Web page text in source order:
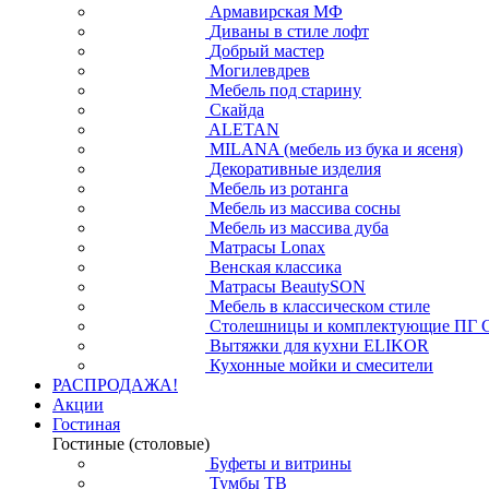
Армавирская МФ
Диваны в стиле лофт
Добрый мастер
Могилевдрев
Мебель под старину
Скайда
ALETAN
MILANA (мебель из бука и ясеня)
Декоративные изделия
Мебель из ротанга
Мебель из массива сосны
Мебель из массива дуба
Матрасы Lonax
Венская классика
Матрасы BeautySON
Мебель в классическом стиле
Столешницы и комплектующие ПГ
Вытяжки для кухни ELIKOR
Кухонные мойки и смесители
РАСПРОДАЖА!
Акции
Гостиная
Гостиные (столовые)
Буфеты и витрины
Тумбы ТВ